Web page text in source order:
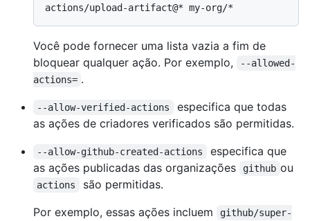
Você pode fornecer uma lista vazia a fim de
bloquear qualquer ação. Por exemplo,
--allowed-
actions= .
--allow-verified-actions
especifica que todas
as ações de criadores verificados são permitidas.
--allow-github-created-actions
especifica que
as ações publicadas das organizações
github ou
actions
são permitidas.
Por exemplo, essas ações incluem
github/super-